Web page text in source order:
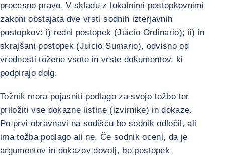
procesno pravo. V skladu z lokalnimi postopkovnimi
zakoni obstajata dve vrsti sodnih izterjavnih
postopkov: i) redni postopek (Juicio Ordinario); ii) in
skrajšani postopek (Juicio Sumario), odvisno od
vrednosti tožene vsote in vrste dokumentov, ki
podpirajo dolg.
Tožnik mora pojasniti podlago za svojo tožbo ter
priložiti vse dokazne listine (izvirnike) in dokaze.
Po prvi obravnavi na sodišču bo sodnik odločil, ali
ima tožba podlago ali ne. Če sodnik oceni, da je
argumentov in dokazov dovolj, bo postopek